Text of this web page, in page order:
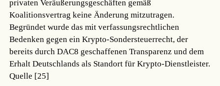
privaten Veräußerungsgeschäften gemäß
Koalitionsvertrag keine Änderung mitzutragen.
Begründet wurde das mit verfassungsrechtlichen
Bedenken gegen ein Krypto-Sondersteuerrecht, der
bereits durch DAC8 geschaffenen Transparenz und dem
Erhalt Deutschlands als Standort für Krypto-Dienstleister.
Quelle [25]